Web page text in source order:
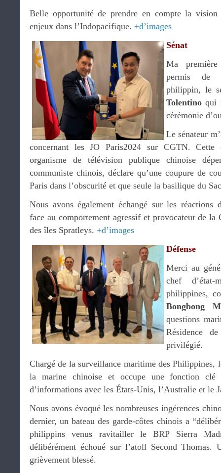
Belle opportunité de prendre en compte la vision
enjeux dans l’Indopacifique. +d’images
Sénat
Ma
permis de
philippin, le
Tolentino qui
cérémonie
Le sénateur
concernant les JO Paris2024 sur CGTN. Cette
organisme de télévision publique chinoise
communiste chinois, déclare qu’une coupure de
Paris dans l’obscurité et que seule la basilique du
Nous avons également échangé sur les réactions
face au comportement agressif et provocateur de la
des îles Spratleys. +d’images
Défense
Merci au
chef d’état-
philippines,
Bongbong
questions
Résidence
privilégié.
Chargé de la surveillance maritime des Philippines,
la marine chinoise et occupe une fonction clé
d’informations avec les États-Unis, l’Australie et le
Nous avons évoqué les nombreuses ingérences
dernier, un bateau des garde-côtes chinois a
philippins venus ravitailler le BRP Sierra
délibérément échoué sur l’atoll Second
grièvement blessé.